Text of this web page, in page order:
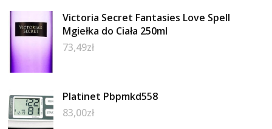
Victoria Secret Fantasies Love Spell
Mgiełka do Ciała 250ml
73,49zł
Platinet Pbpmkd558
83,00zł